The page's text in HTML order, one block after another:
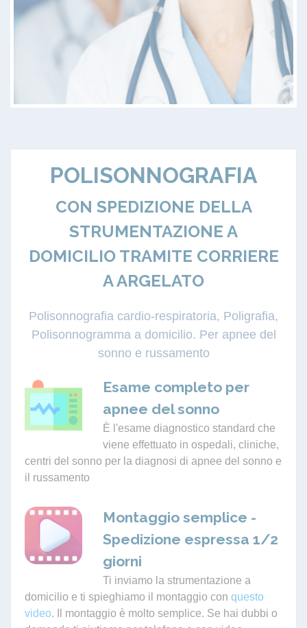
POLISONNOGRAFIA
CON SPEDIZIONE DELLA
STRUMENTAZIONE A
DOMICILIO TRAMITE CORRIERE
A ARGELATO
Polisonnografia cardio-respiratoria, Poligrafia,
Polisonnogramma a domicilio. Per apnee del
sonno e russamento
Esame completo per
apnee del sonno
È l'esame diagnostico standard che
viene effettuato in ospedali, cliniche,
centri del sonno per la diagnosi di apnee del sonno e
il russamento
Montaggio semplice -
Spedizione espressa 1/2
giorni
Ti inviamo la strumentazione a
domicilio e ti spieghiamo il montaggio con questo
video. Il montaggio è molto semplice. Se hai dubbi o